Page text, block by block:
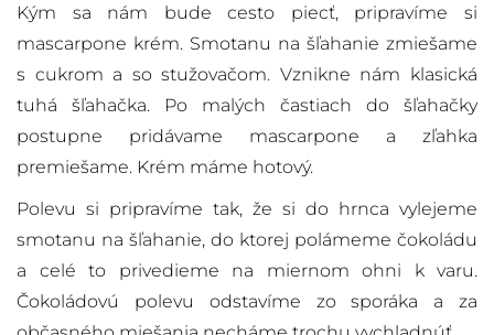
Kým sa nám bude cesto piecť, pripravíme si
mascarpone krém. Smotanu na šľahanie zmiešame
s cukrom a so stužovačom. Vznikne nám klasická
tuhá šľahačka. Po malých častiach do šľahačky
postupne pridávame mascarpone a zľahka
premiešame. Krém máme hotový.
Polevu si pripravíme tak, že si do hrnca vylejeme
smotanu na šľahanie, do ktorej polámeme čokoládu
a celé to privedieme na miernom ohni k varu.
Čokoládovú polevu odstavíme zo sporáka a za